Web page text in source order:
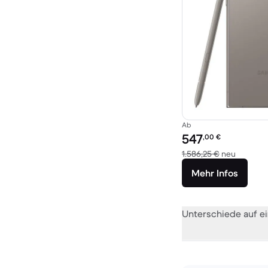
Ab
Preis des erneuerten
547,00 €
1.586,25 € neu
Mehr Infos
Unterschiede auf